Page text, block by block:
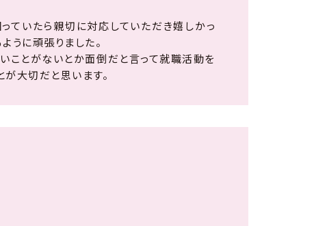
ていたら親切に対応していただき嬉しかっ
うに頑張りました。
ことがないとか面倒だと言って就職活動を
大切だと思います。